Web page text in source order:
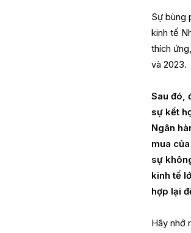
Sự bùng
kinh tế
thích
và 2023.
Sau đó,
sự kết
Ngân
mua
sự
kinh tế
hợp lại
Hãy nhớ